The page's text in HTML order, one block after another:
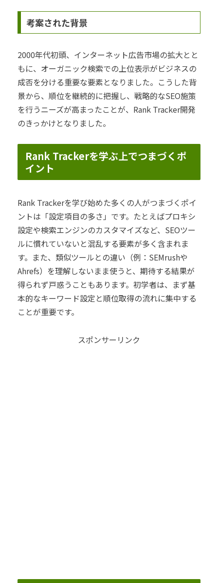
考案された背景
2000年代初頭、インターネット広告市場の拡大とと
もに、オーガニック検索での上位表示がビジネスの
成否を分ける重要な要素となりました。こうした背
景から、順位を継続的に把握し、戦略的なSEO施策
を行うニーズが高まったことが、Rank Tracker開発
のきっかけとなりました。
Rank Trackerを学ぶ上でつまづくポ
イント
Rank Trackerを学び始めた多くの人がつまづくポイ
ントは「設定項目の多さ」です。たとえばプロキシ
設定や検索エンジンのカスタマイズなど、SEOツー
ルに慣れていないと混乱する要素が多く含まれま
す。また、類似ツールとの違い（例：SEMrushや
Ahrefs）を理解しないまま使うと、期待する結果が
得られず戸惑うこともあります。初学者は、まず基
本的なキーワード設定と順位取得の流れに集中する
ことが重要です。
スポンサーリンク